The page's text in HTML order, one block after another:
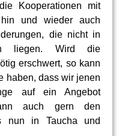
Kooperationen mit
und wieder auch
die nicht in
liegen. Wird die
erschwert, so kann
haben, dass wir jenen
auf ein Angebot
auch gern den
nun in Taucha und